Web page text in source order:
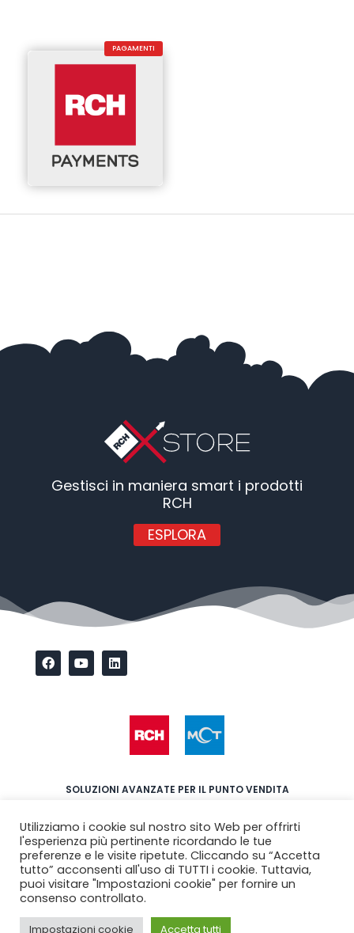
PAGAMENTI
Gestisci in maniera smart i prodotti
RCH
ESPLORA
Facebook
YoutubeLinkedin
SOLUZIONI AVANZATE PER IL PUNTO VENDITA
RCH SpA, con i brand RCH e MCT,
fornisce prodotti e servizi per l’automazione dei punti vendita,
delle imprese commerciali al dettaglio, della distribuzione
organizzata,
delle catene di negozi in franchising e dei pubblici esercizi.
© 2021 RCH SpA • PI 01033470251
Utilizziamo i cookie sul nostro sito Web per offrirti
l'esperienza più pertinente ricordando le tue
preferenze e le visite ripetute. Cliccando su “Accetta
tutto” acconsenti all'uso di TUTTI i cookie. Tuttavia,
puoi visitare "Impostazioni cookie" per fornire un
consenso controllato.
Impostazioni cookie Accetta tutti